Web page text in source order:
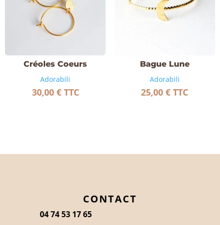
Créoles Coeurs
Adorabili
30,00 € TTC
Bague Lune
Adorabili
25,00€ TTC
CONTACT
04 74 53 17 65